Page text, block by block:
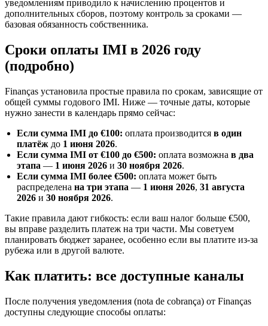
уведомлениям приводило к начислению процентов и
дополнительных сборов, поэтому контроль за сроками —
базовая обязанность собственника.
Сроки оплаты IMI в 2026 году
(подробно)
Finanças установила простые правила по срокам, зависящие от
общей суммы годового IMI. Ниже — точные даты, которые
нужно занести в календарь прямо сейчас:
Если сумма IMI до €100: оплата производится в один
платёж до 1 июня 2026.
Если сумма IMI от €100 до €500: оплата возможна в два
этапа — 1 июня 2026 и 30 ноября 2026.
Если сумма IMI более €500: оплата может быть
распределена на три этапа — 1 июня 2026, 31 августа
2026 и 30 ноября 2026.
Такие правила дают гибкость: если ваш налог больше €500,
вы вправе разделить платеж на три части. Мы советуем
планировать бюджет заранее, особенно если вы платите из-за
рубежа или в другой валюте.
Как платить: все доступные каналы
После получения уведомления (nota de cobrança) от Finanças
доступны следующие способы оплаты: